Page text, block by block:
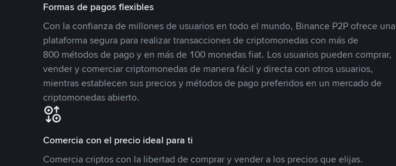
Formas de pagos flexibles
Con la confianza de millones de usuarios en todo el mundo, Binance P2P ofrece una
plataforma segura para realizar transacciones de criptomonedas con más de
800 métodos de pago y en más de 100 monedas fiat. Los usuarios pueden comprar,
vender y comerciar criptomonedas de manera fácil y directa con otros usuarios,
mientras establecen sus precios y métodos de pago preferidos en un mercado de
criptomonedas abierto.
Comercia con el precio ideal para ti
Comercia criptos con la libertad de comprar y vender a los precios que elijas.